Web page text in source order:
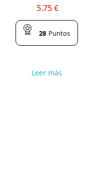
5.75€
28 Puntos
Leer más